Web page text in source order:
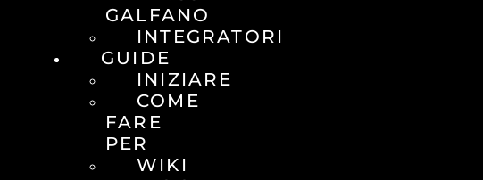
GALFANO
INTEGRATORI
GUIDE
INIZIARE
COME
FARE
PER
WIKI